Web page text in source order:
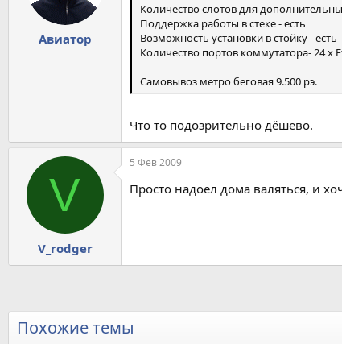
Авиатор
Количество слотов для
Поддержка работы в стеке - есть
Возможность установки в стойку - есть
Количество портов коммутатора- 24 x
Самовывоз метро беговая 9.500 рэ.
Что то подозрительно дёшево.
V
V_rodger
5 Фев 2009
Просто надоел дома валяться, и
Похожие темы